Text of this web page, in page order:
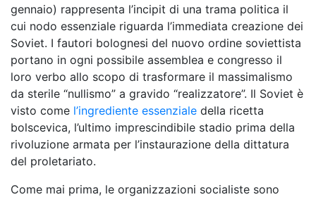
gennaio) rappresenta l’incipit di una trama politica il
cui nodo essenziale riguarda l’immediata creazione dei
Soviet. I fautori bolognesi del nuovo ordine soviettista
portano in ogni possibile assemblea e congresso il
loro verbo allo scopo di trasformare il massimalismo
da sterile “nullismo” a gravido “realizzatore”. Il Soviet è
visto come l’ingrediente essenziale della ricetta
bolscevica, l’ultimo imprescindibile stadio prima della
rivoluzione armata per l’instaurazione della dittatura
del proletariato.
Come mai prima, le organizzazioni socialiste sono